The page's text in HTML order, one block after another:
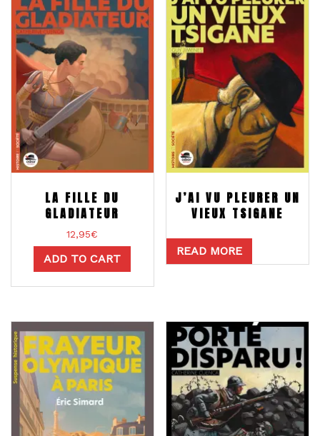
LA FILLE DU
GLADIATEUR
12,95€
ADD TO CART
J’AI VU PLEURER UN
VIEUX TSIGANE
READ MORE